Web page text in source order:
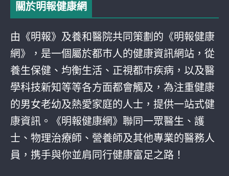
關於明報健康網
由《明報》及養和醫院共同策劃的《明報健康
網》，是一個屬於都巿人的健康資訊網站，從
養生保健、均衡生活、正視都巿疾病，以及醫
學科技新知等等各方面都會觸及，為注重健康
的男女老幼及熱愛家庭的人士，提供一站式健
康資訊。《明報健康網》聯同一眾醫生、護
士、物理治療師、營養師及其他專業的醫務人
員，携手與你並肩同行健康富足之路！